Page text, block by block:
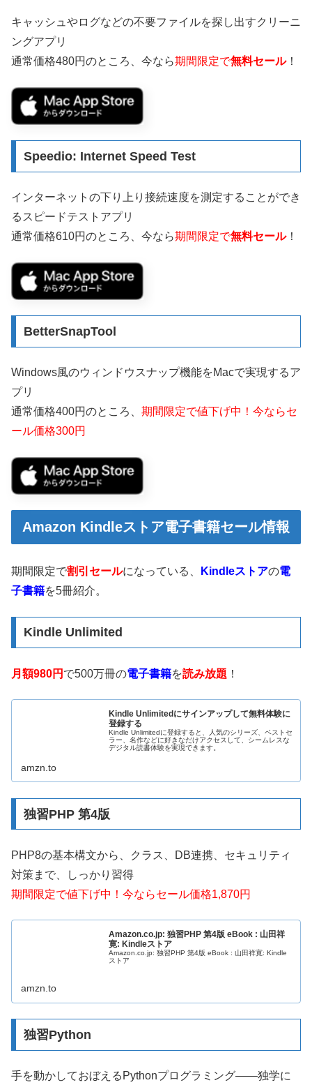
キャッシュやログなどの不要ファイルを探し出すクリーニ
ングアプリ
通常価格480円のところ、今なら期間限定で無料セール！
Speedio: Internet Speed Test
インターネットの下り上り接続速度を測定することができ
るスピードテストアプリ
通常価格610円のところ、今なら期間限定で無料セール！
BetterSnapTool
Windows風のウィンドウスナップ機能をMacで実現するア
プリ
通常価格400円のところ、 期間限定で値下げ中！今ならセ
ール価格300円
Amazon Kindleストア電子書籍セール情報
期間限定で割引セールになっている、 Kindleストアの電
子書籍を5冊紹介。
Kindle Unlimited
月額980円 で500万冊の電子書籍を読み放題 ！
Kindle Unlimitedにサインアップして無料体験に
登録する
Kindle Unlimitedに登録すると、人気のシリーズ、ベストセ
ラー、名作などに好きなだけアクセスして、シームレスな
デジタル読書体験を実現できます。
amzn.to
独習PHP 第4版
PHP8の基本構文から、クラス、DB連携、セキュリティ
対策まで、しっかり習得
期間限定で値下げ中！今ならセール価格1,870円
Amazon.co.jp: 独習PHP 第4版 eBook : 山田祥
寛: Kindleストア
Amazon.co.jp: 独習PHP 第4版 eBook : 山田祥寛: Kindle
ストア
amzn.to
独習Python
手を動かしておぼえるPythonプログラミング――独学に